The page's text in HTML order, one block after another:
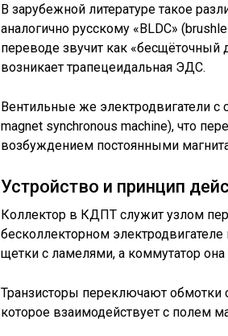
В зарубежной литературе такое
аналогично русскому «BLDC»
переводе звучит как «бесщёточный
возникает трапецеидальная ЭДС.
Вентильные же электродвигатели
magnet synchronous machine), что
возбуждением постоянными
Устройство и принцип
Коллектор в КДПТ служит узлом
бесколлекторном
щетки с ламелями, а коммутатор
Транзисторы переключают обмотки
которое взаимодействует с полем